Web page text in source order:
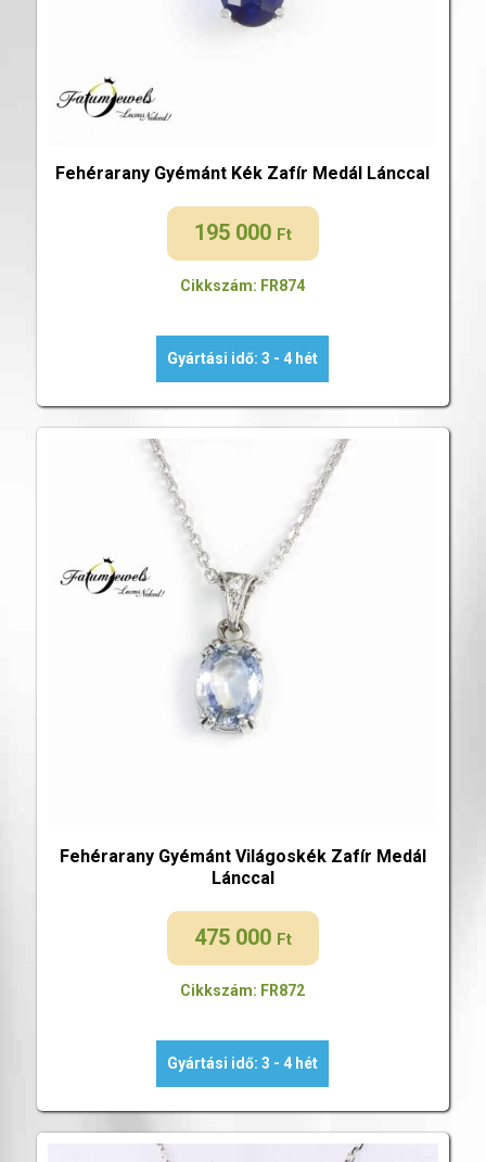
Fehérarany Gyémánt Kék Zafír Medál Lánccal
195 000 Ft
Cikkszám: FR874
Gyártási idő: 3 - 4 hét
Fehérarany Gyémánt Világoskék Zafír Medál
Lánccal
475 000 Ft
Cikkszám: FR872
Gyártási idő: 3 - 4 hét